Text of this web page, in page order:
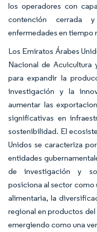
los operadores con
contención cerrada
enfermedades en tiempo
Los Emiratos Árabes
Nacional de Acuicultura
para expandir la
investigación y la
aumentar las
significativas en
sostenibilidad. El
Unidos se caracteriza
entidades
de investigación y
posiciona al sector como
alimentaria, la
regional en productos
emergiendo como una